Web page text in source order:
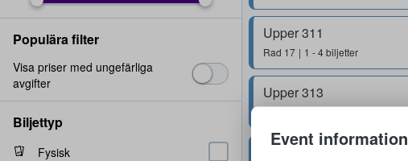
Upper 311
Rad 17 1 - 4 biljetter
Upper 313
Rad21 1 - 4 biljetter
Populära filter
Visa priser med ungefärliga
avgifter
Biljettyp
Fysisk
Event information